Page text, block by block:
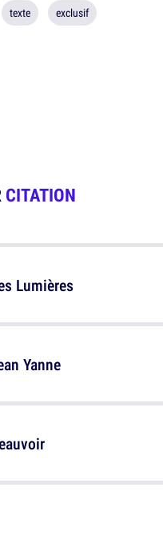
texte exclusif
CITATION
Lumières
Yanne